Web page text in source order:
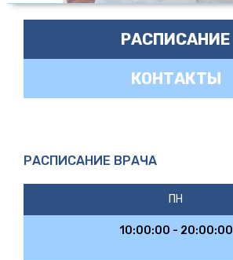
РАСПИСАНИЕ
КОНТАКТЫ
РАСПИСАНИЕ ВРАЧА
ПН
10:00:00 - 20:00:00